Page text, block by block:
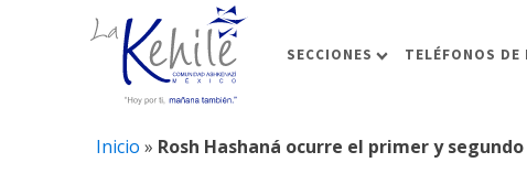
SECCIONES TELÉFONOS DE
Inicio » Rosh Hashaná ocurre el primer y